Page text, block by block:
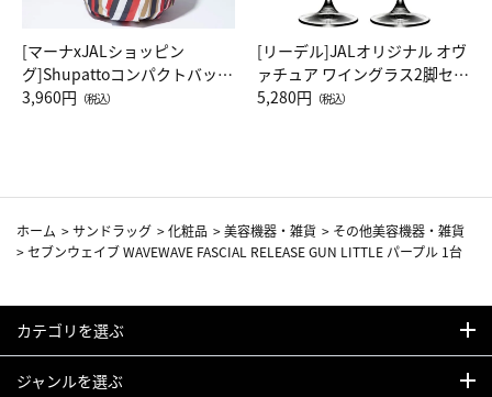
[マーナxJALショッピン
グ]Shupattoコンパクトバッグ
Drop JAL客室乗務員（LC）ス
3,960円 （税込）
[リーデル]JALオリジナル オヴ
ァチュア ワイングラス2脚セッ
ト（レッドワイン）
5,280円 （税込）
ホーム >サンドラッグ >化粧品 >美容機器・雑貨 > その他美容機器・雑貨
>セブンウェイブ WAVEWAVE FASCIAL RELEASE GUN LITTLE パープル 1台
カテゴリを選ぶ
ジャンルを選ぶ